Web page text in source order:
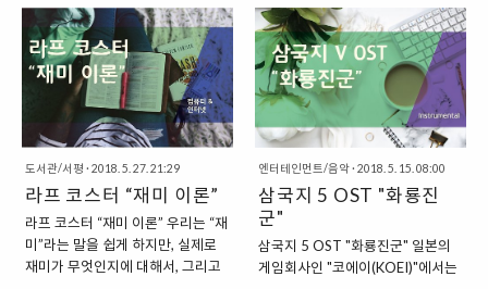
함을 넘어서 심각한 수준이었습니
다. 마치, 기계가 번역을 한 것과 같
은 느낌이 드는 이상한 번역이라고
할 수 있었는데요. 사실, 이 수준은
“기계”로 그대로..
는 내용은 바로 과거 유럽의 대항해
시대를 배경으로 하고 있답니다. 신
대륙을 탐험하고, 정복한 역사를 게
임 속에서 구현하고 있는 것이지요.
이 게임은 다소 독특하기도..
이 있습니다. SBS에서 방영되고 있
는 런닝맨이라는 프로그램인데요.
타 방송사의 비슷한 프로그램이었
던 “무한도전”은 결국, 역사의 뒤안
길로 사라졌지만, 아직 런닝맨은 건
재하답니다. “런닝맨 스위스팀이 선
보인 틀린 그림 찾기 게임” 런닝맨
팀은 이번에 스위스로 여행을 떠나
는 모습을 보여주었는데요. 스위스
런닝맨 팀이 즉흥적으로 선보인 게
임이 흥미로웠습니다. 이 게임은 꼭
방송에서만 볼 수 있는 게임이 아니
라, 파티 게임 혹은 놀러 가서 친구
는 이름을 흔히 들어볼 수 있는 시대
가 되었지만, 과거에는 그렇지 않았
습니다. 게임을 하는 것을 직업으로
삼는 사람들이 생겨난 시대이긴 하
지만, 지금도 여전히 게임에 대한 인
식은 그다지 좋지 않은 것이 사실인
데, 그 이전 시대에는 더욱더 좋지
않은 시선으로 게임을 바라보기도
했었지요. 그래서 이런 시대 분위기
속에서 탄생한 "이스포츠"와 "게임
당시 사람들의 눈에는 그저 이상하
고 독특하게 보였을 뿐일 것입니다.
도서관/서평 · 2018. 5. 27. 21:29
라프 코스터 “재미 이론”
라프 코스터 “재미 이론” 우리는 “재
미”라는 말을 쉽게 하지만, 실제로
재미가 무엇인지에 대해서, 그리고
엔터테인먼트/음악· 2018. 5. 15. 08:00
삼국지 5 OST "화룡진
군"
삼국지 5 OST "화룡진군" 일본의
게임회사인 "코에이(KOEI)"에서는